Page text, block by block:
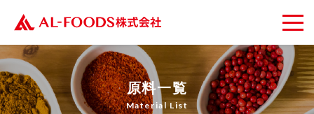
原料一覧
Material List